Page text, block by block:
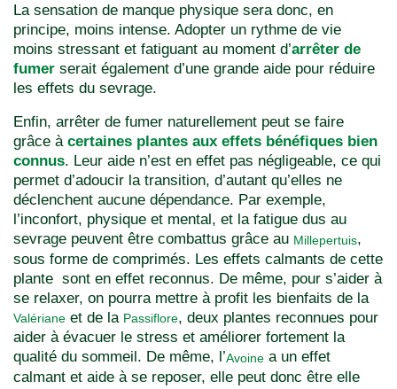
La sensation de manque physique sera donc, en
principe, moins intense. Adopter un rythme de vie
moins stressant et fatiguant au moment d’arrêter de
fumer serait également d’une grande aide pour réduire
les effets du sevrage.
Enfin, arrêter de fumer naturellement peut se faire
grâce à certaines plantes aux effets bénéfiques bien
connus. Leur aide n’est en effet pas négligeable, ce qui
permet d’adoucir la transition, d’autant qu’elles ne
déclenchent aucune dépendance. Par exemple,
l’inconfort, physique et mental, et la fatigue dus au
sevrage peuvent être combattus grâce au Millepertuis,
sous forme de comprimés. Les effets calmants de cette
plante sont en effet reconnus. De même, pour s’aider à
se relaxer, on pourra mettre à profit les bienfaits de la
Valériane et de la Passiflore, deux plantes reconnues pour
aider à évacuer le stress et améliorer fortement la
qualité du sommeil. De même, l’Avoine a un effet
calmant et aide à se reposer, elle peut donc être elle